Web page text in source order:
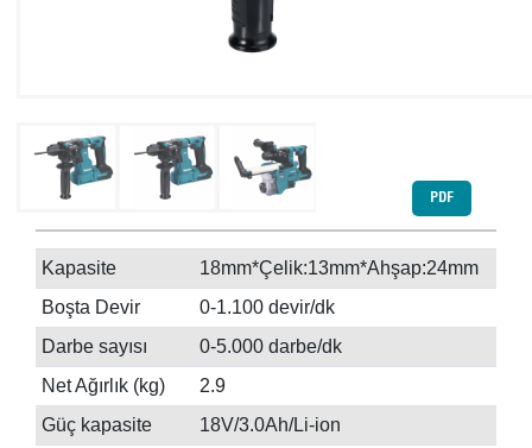
PDF
Kapasite
18mm*Çelik:13mm*Ahşap:24mm
Boşta Devir
0-1.100 devir/dk
Darbe sayısı
0-5.000 darbe/dk
Net Ağırlık (kg)
2.9
Güç kapasite
18V/3.0Ah/Li-ion